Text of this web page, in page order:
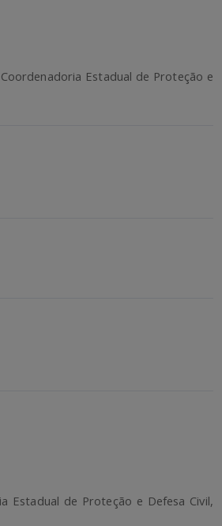
Estadual de Proteção e
Estadual de Proteção e Defesa Civil,